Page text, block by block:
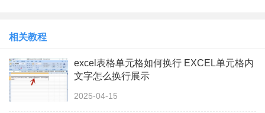
相关教程
excel表格单元格如何换行 EXCEL单元格内
文字怎么换行展示
2025-04-15